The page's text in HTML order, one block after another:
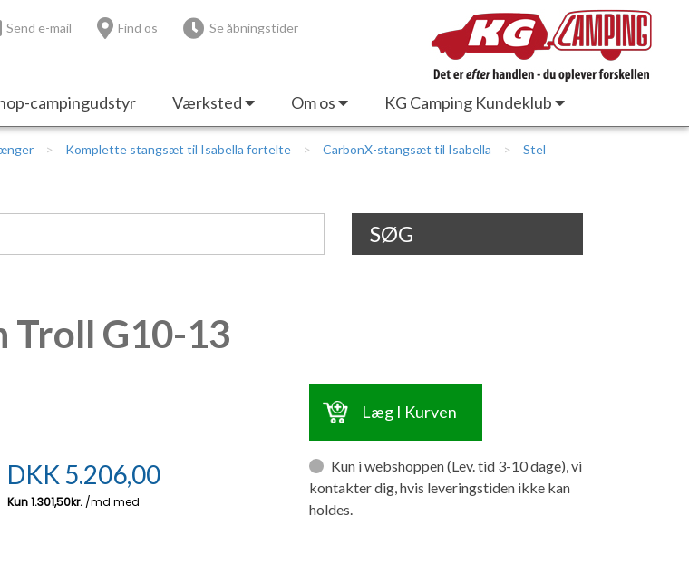
Send e-mail Find os Se åbningstider
campingudstyr Værksted Om os KG Camping Kundeklub
Komplette stangsæt til Isabella fortelte CarbonX-stangsæt til Isabella
Stel
SØG
Troll G10-13
Læg I Kurven
DKK 5.206,00
Kun i webshoppen (Lev. tid 3-10 dage), vi
kontakter dig, hvis leveringstiden ikke kan
holdes.